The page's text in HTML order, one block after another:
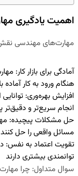
اهمیت یادگیری
مهارت‌های مهندسی نقش
آمادگی برای بازار کار:
هنگام ورود به کار آماده
افزایش بهره‌وری:
انجام سریع‌تر و دقیق‌تر
حل مشکلات پیچیده:
مسائل واقعی را حل کنند
تقویت اعتماد به نفس:
توانمندی بیشتری دارند
سوال متداول: چرا